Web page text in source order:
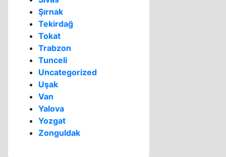
Şırnak
Tekirdağ
Tokat
Trabzon
Tunceli
Uncategorized
Uşak
Van
Yalova
Yozgat
Zonguldak